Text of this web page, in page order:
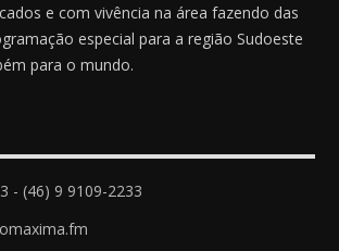
e com vivência na área fazendo das
especial para a região Sudoeste
para o mundo.
- (46) 9 9109-2233